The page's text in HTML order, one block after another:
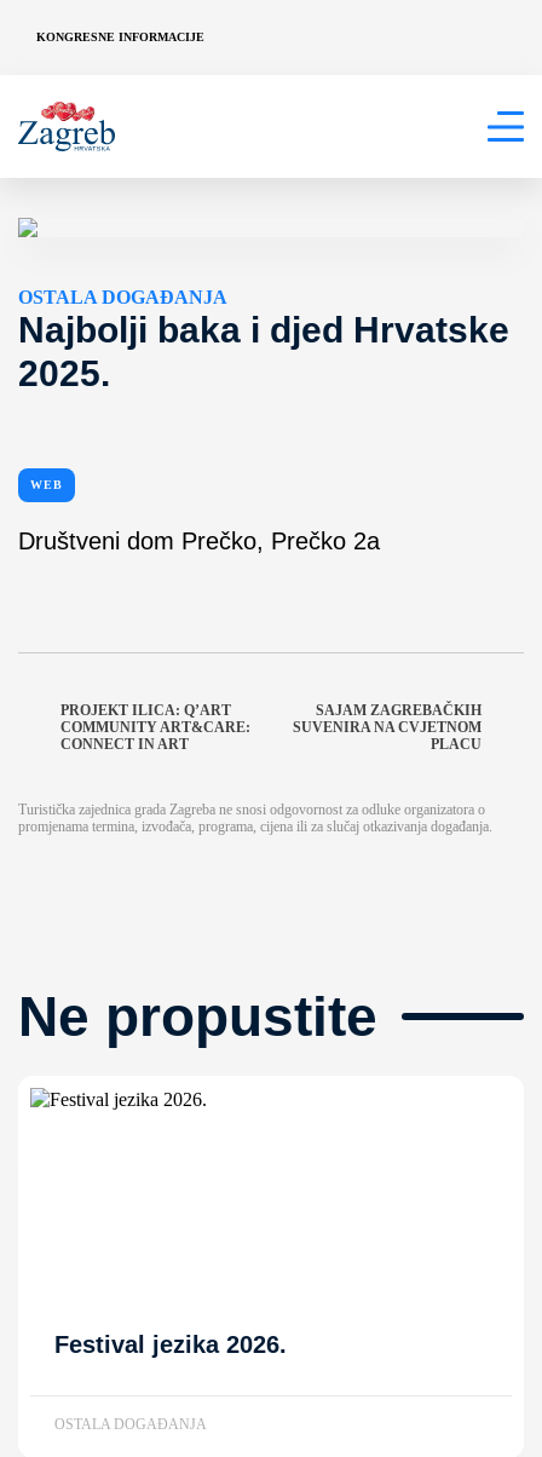
KONGRESNE INFORMACIJE
OSTALA DOGAĐANJA
Najbolji baka i djed Hrvatske
2025.
WEB
Društveni dom Prečko, Prečko 2a
PROJEKT ILICA: Q’ART
COMMUNITY ART&CARE:
CONNECT IN ART
SAJAM ZAGREBAČKIH
SUVENIRA NA CVJETNOM
PLACU
Turistička zajednica grada Zagreba ne snosi odgovornost za odluke organizatora o
promjenama termina, izvođača, programa, cijena ili za slučaj otkazivanja događanja.
Ne propustite
Festival jezika 2026.
OSTALA DOGAĐANJA